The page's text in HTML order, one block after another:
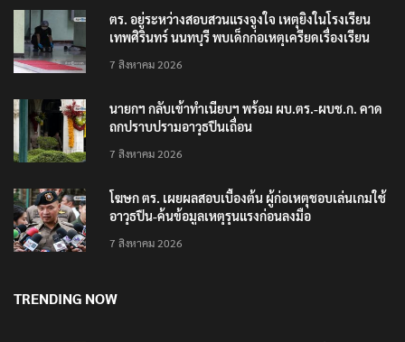
ตร. อยู่ระหว่างสอบสวนแรงจูงใจ เหตุยิงในโรงเรียน
เทพศิรินทร์ นนทบุรี พบเด็กก่อเหตุเครียดเรื่องเรียน
7 สิงหาคม 2026
นายกฯ กลับเข้าทำเนียบฯ พร้อม ผบ.ตร.-ผบช.ก. คาด
ถกปราบปรามอาวุธปืนเถื่อน
7 สิงหาคม 2026
โฆษก ตร. เผยผลสอบเบื้องต้น ผู้ก่อเหตุชอบเล่นเกมใช้
อาวุธปืน-ค้นข้อมูลเหตุรุนแรงก่อนลงมือ
7 สิงหาคม 2026
TRENDING NOW